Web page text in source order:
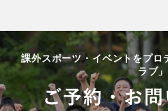
課外スポーツ・イベントをプ
ラブ」